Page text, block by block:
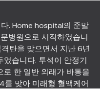
. Home hospital의 준말
병원으로 시작하였습니
탄을 맞으면서 지난 6년
습니다. 투석이 안정기
한 일반 외래가 바통을
를 맞아 미래형 혈액케어